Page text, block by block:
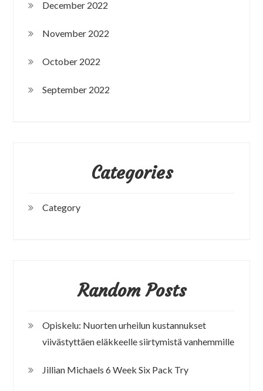
December 2022
November 2022
October 2022
September 2022
Categories
Category
Random Posts
Opiskelu: Nuorten urheilun kustannukset
viivästyttäen eläkkeelle siirtymistä vanhemmille
Jillian Michaels 6 Week Six Pack Try